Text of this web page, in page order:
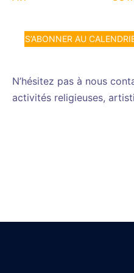
S’ABONNER AU
N’hésitez pas à nous
activités religieuses,